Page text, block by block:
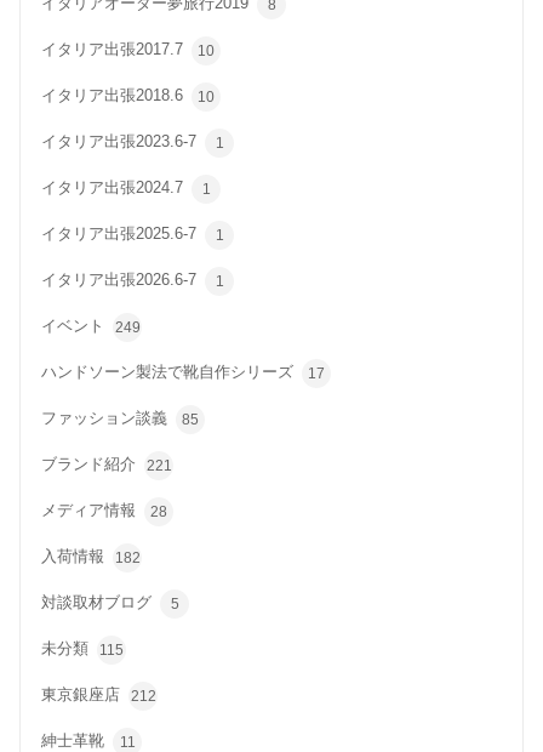
イタリアオーダー夢旅行2019 8
イタリア出張2017.7 10
イタリア出張2018.6 10
イタリア出張2023.6-7 1
イタリア出張2024.7 1
イタリア出張2025.6-7 1
イタリア出張2026.6-7 1
イベント 249
ハンドソーン製法で靴自作シリーズ 17
ファッション談義 85
ブランド紹介 221
メディア情報 28
入荷情報 182
対談取材ブログ 5
未分類 115
東京銀座店 212
紳士革靴 11